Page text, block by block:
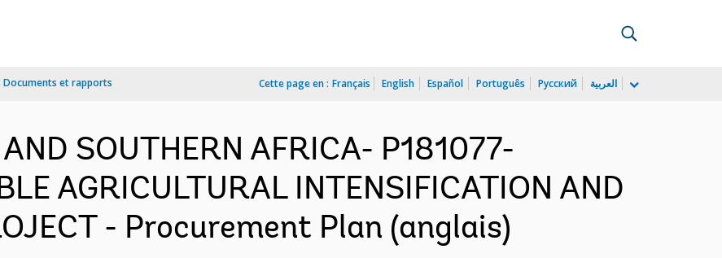
Documents et rapports Cette page en : Français English Español Português Русский العربية
SOUTHERN AFRICA- P181077-
AGRICULTURAL INTENSIFICATION AND
- Procurement Plan (anglais)